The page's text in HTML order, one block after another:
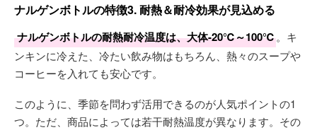
ナルゲンボトルの特徴3. 耐熱＆耐冷効果が見込める
ナルゲンボトルの耐熱耐冷温度は、大体-20℃～100℃。キ
ンキンに冷えた、冷たい飲み物はもちろん、熱々のスープや
コーヒーを入れても安心です。
このように、季節を問わず活用できるのが人気ポイントの1
つ。ただ、商品によっては若干耐熱温度が異なります。その